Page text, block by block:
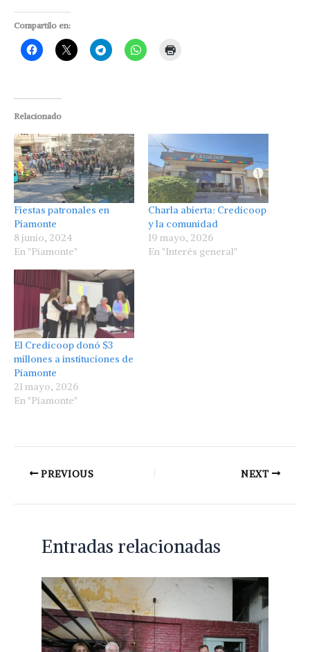
Compartilo en:
Relacionado
Fiestas patronales en
Piamonte
8 junio, 2024
En "Piamonte"
Charla abierta: Credicoop
y la comunidad
19 mayo, 2026
En "Interés general"
El Credicoop donó $3
millones a instituciones de
Piamonte
21 mayo, 2026
En "Piamonte"
PREVIOUS NEXT
Entradas relacionadas